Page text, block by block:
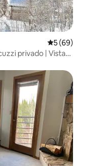
5 (69)
privado | Vistas